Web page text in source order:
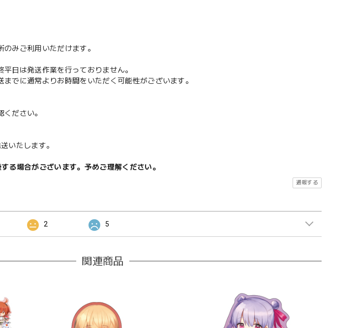
みご利用いただけます。
日は発送作業を行っておりません。
でに通常よりお時間をいただく可能性がございます。
ださい。
いたします。
る場合がございます。予めご理解ください。
通報する
2 5
関連商品